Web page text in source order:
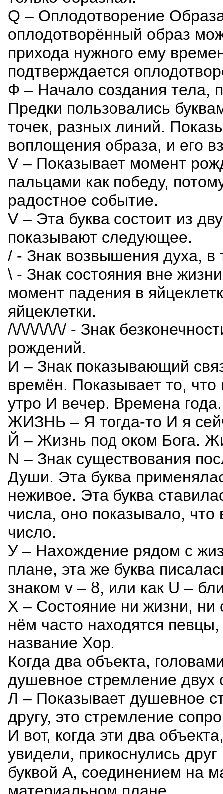
Q – Оплодотворение
оплодотворённый образ
прихода нужного ему
подтверждается
Ф – Начало создания тела,
Предки пользовались
точек, разных линий.
воплощения образа, и его
V – Показывает момент
пальцами как победу,
радостное событие.
V – Эта буква состоит из
показывают следующее.
/ - Знак возвышения духа, в
\ - Знак состояния вне
момент падения в
яйцеклетки.
/\/\/\/\/\/\/ - Знак
рождений.
И – Знак показывающий
времён. Показывает то,
утро И вечер. Времена
ЖИЗНЬ – Я тогда-то И я
Й – Жизнь под оком Бога.
N – Знак существования
Души. Эта буква
неживое. Эта буква
числа, оно показывало, что
число.
У – Нахождение рядом с
плане, эта же буква
знаком v – ȣ, или как U –
Х – Состояние ни жизни,
нём часто находятся
название Хор.
Когда два объекта,
душевное стремление двух
Л – Показывает душевное
другу, это стремление
И вот, когда эти два
увидели, прикоснулись
буквой А, соединением на